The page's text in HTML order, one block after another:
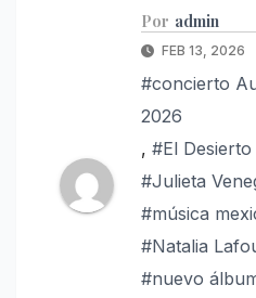
Por admin
FEB 13, 2026
#concierto
2026
, #El Desierto
#Julieta
#música
#Natalia
#nuevo